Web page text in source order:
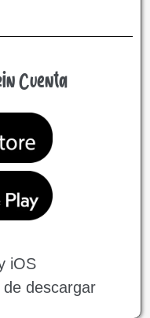
Cuenta
iOS
de descargar